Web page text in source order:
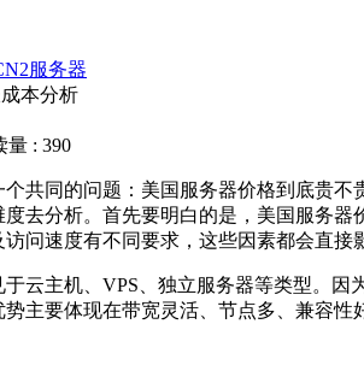
服务器
本分析
量 : 390
同的问题：美国服务器价格到底贵不
去分析。首先要明白的是，美国服务
问速度有不同要求，这些因素都会直接
主机、VPS、独立服务器等类型。因
主要体现在带宽灵活、节点多、兼容